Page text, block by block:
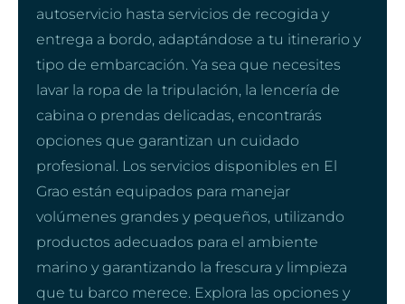
autoservicio hasta servicios de recogida y
entrega a bordo, adaptándose a tu itinerario y
tipo de embarcación. Ya sea que necesites
lavar la ropa de la tripulación, la lencería de
cabina o prendas delicadas, encontrarás
opciones que garantizan un cuidado
profesional. Los servicios disponibles en El
Grao están equipados para manejar
volúmenes grandes y pequeños, utilizando
productos adecuados para el ambiente
marino y garantizando la frescura y limpieza
que tu barco merece. Explora las opciones y